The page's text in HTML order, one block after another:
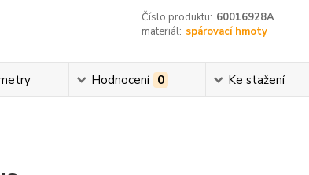
Číslo produktu: 60016928A
materiál: spárovací hmoty
Hodnocení 0 Ke stažení